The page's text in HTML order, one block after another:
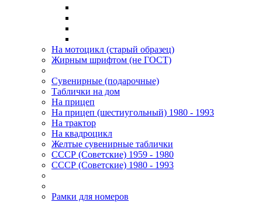
На мотоцикл (старый образец)
Жирным шрифтом (не ГОСТ)
Сувенирные (подарочные)
Таблички на дом
На прицеп
На прицеп (шестиугольный) 1980 - 1993
На трактор
На квадроцикл
Желтые сувенирные таблички
СССР (Советские) 1959 - 1980
СССР (Советские) 1980 - 1993
Рамки для номеров